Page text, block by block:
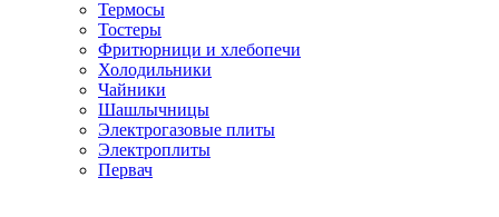
Термосы
Тостеры
Фритюрници и хлебопечи
Холодильники
Чайники
Шашлычницы
Электрогазовые плиты
Электроплиты
Первач